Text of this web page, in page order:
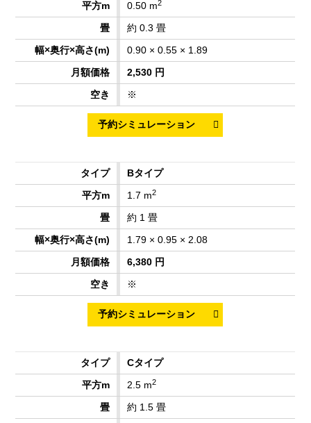
0.50 m2
約 0.3 畳
0.90 × 0.55 × 1.89
2,530 円
※
Bタイプ
1.7 m2
約 1 畳
1.79 × 0.95 × 2.08
6,380 円
※
Cタイプ
2.5 m2
約 1.5 畳